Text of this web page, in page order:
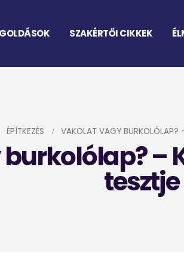
SZAKÉRTŐI CIKKEK
ÉPÍTKEZÉS VAKOLAT VAGY BURKOLÓLAP?
–
tesztje